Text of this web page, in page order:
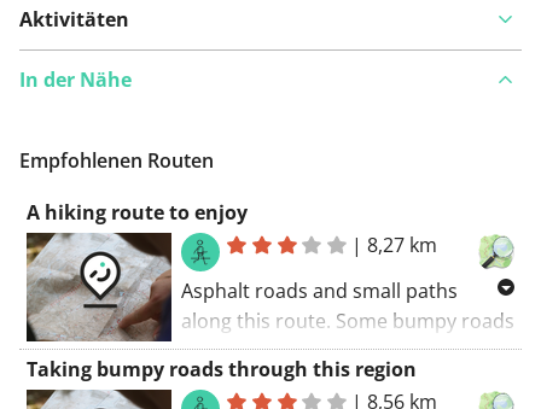
Aktivitäten
In der Nähe
Empfohlenen Routen
A hiking route to enjoy
|8,27 km
Asphalt roads and small paths
along this route. Some bumpy roads
along this walking route. The walking
route starts at the car park.. A part
Taking bumpy roads through this region
|8,56 km